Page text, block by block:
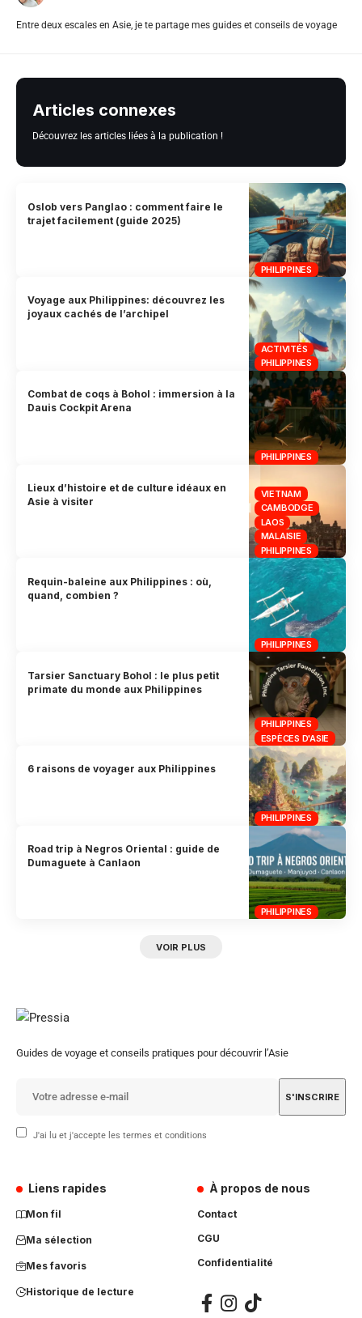
Entre deux escales en Asie, je te partage mes guides et conseils de voyage
Articles connexes
Découvrez les articles liées à la publication !
PHILIPPINES
Oslob vers Panglao : comment faire le
trajet facilement (guide 2025)
ACTIVITÉS
PHILIPPINES
Voyage aux Philippines: découvrez les
joyaux cachés de l’archipel
PHILIPPINES
Combat de coqs à Bohol : immersion à la
Dauis Cockpit Arena
VIETNAM
CAMBODGE
LAOS
MALAISIE
PHILIPPINES
Lieux d’histoire et de culture idéaux en
Asie à visiter
PHILIPPINES
Requin-baleine aux Philippines : où,
quand, combien ?
PHILIPPINES
ESPÈCES D'ASIE
Tarsier Sanctuary Bohol : le plus petit
primate du monde aux Philippines
PHILIPPINES
6 raisons de voyager aux Philippines
PHILIPPINES
Road trip à Negros Oriental : guide de
Dumaguete à Canlaon
VOIR PLUS
Guides de voyage et conseils pratiques pour découvrir l’Asie
J'ai lu et j'accepte les termes et conditions
Liens rapides
Mon fil
Ma sélection
Mes favoris
Historique de lecture
À propos de nous
Contact
CGU
Confidentialité